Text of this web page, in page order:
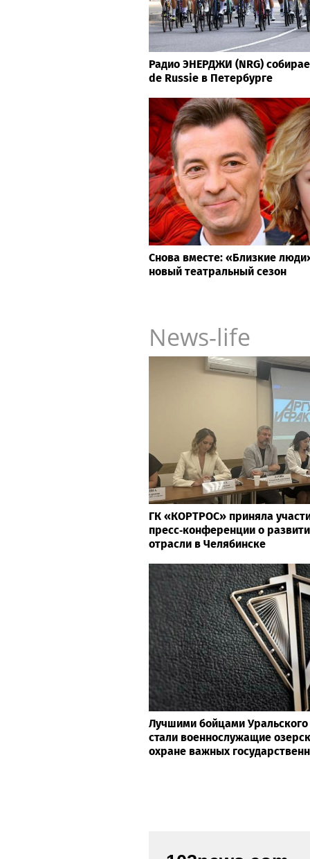
Радио ЭНЕРДЖИ (NRG)
de Russie в Петербурге
Снова вместе: «Близкие
новый театральный сезон
News-life
ГК «КОРТРОС» приняла
пресс‑конференции о
отрасли в Челябинске
Лучшими бойцами Уральского
стали военнослужащие
охране важных